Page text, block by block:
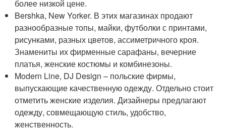
более низкой цене.
Bershka, New Yorker. В этих магазинах продают
разнообразные топы, майки, футболки с принтами,
рисунками, разных цветов, ассиметричного кроя.
Знамениты их фирменные сарафаны, вечерние
платья, женские костюмы и комбинезоны.
Modern Line, DJ Design – польские фирмы,
выпускающие качественную одежду. Отдельно стоит
отметить женские изделия. Дизайнеры предлагают
одежду, совмещающую стиль, удобство,
женственность.